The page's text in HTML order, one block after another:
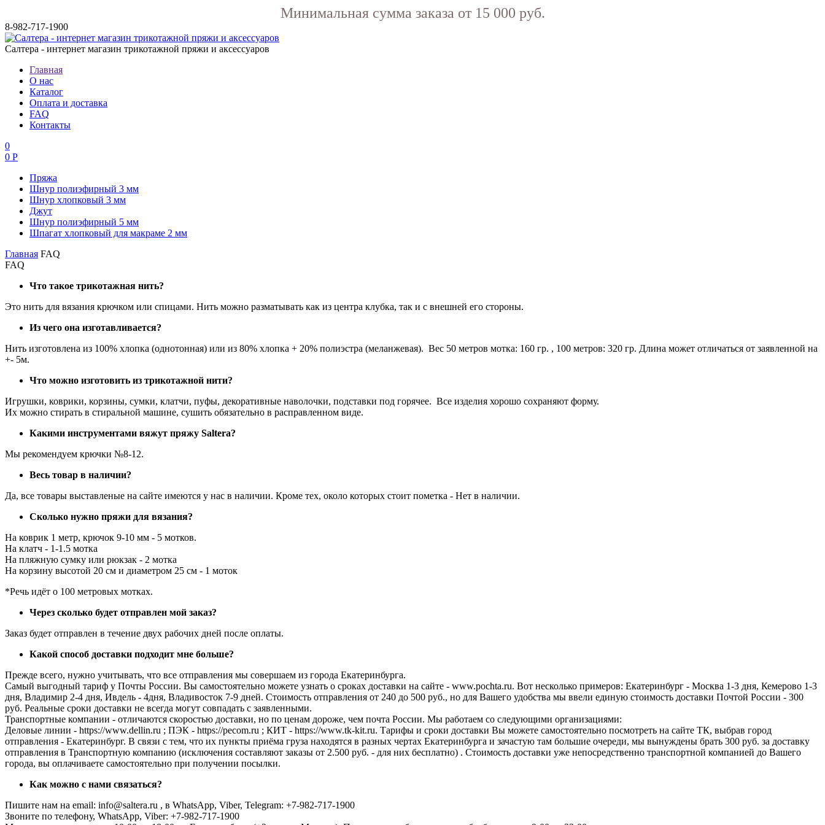
Минимальная сумма заказа от 15 000 руб.
8-982-717-1900
Салтера - интернет магазин трикотажной пряжи и аксессуаров
Главная
О нас
Каталог
Оплата и доставка
FAQ
Контакты
0
0 Р
Пряжа
Шнур полиэфирный 3 мм
Шнур хлопковый 3 мм
Джут
Шнур полиэфирный 5 мм
Шпагат хлопковый для макраме 2 мм
Главная FAQ
FAQ
Что такое трикотажная нить?
Это нить для вязания крючком или спицами. Нить можно разматывать как из центра клубка, так и с внешней его стороны.
Из чего она изготавливается?
Нить изготовлена из 100% хлопка (однотонная) или из 80% хлопка + 20% полиэстра (меланжевая). Вес 50 метров мотка: 160 гр. , 100 метров: 320 гр. Длина может отличаться от заявленной на
+- 5м.
Что можно изготовить из трикотажной нити?
Игрушки, коврики, корзины, сумки, клатчи, пуфы, декоративные наволочки, подставки под горячее. Все изделия хорошо сохраняют форму.
Их можно стирать в стиральной машине, сушить обязательно в расправленном виде.
Какими инструментами вяжут пряжу Saltera?
Мы рекомендуем крючки №8-12.
Весь товар в наличии?
Да, все товары выставленые на сайте имеются у нас в наличии. Кроме тех, около которых стоит пометка - Нет в наличии.
Сколько нужно пряжи для вязания?
На коврик 1 метр, крючок 9-10 мм - 5 мотков.
На клатч - 1-1.5 мотка
На пляжную сумку или рюкзак - 2 мотка
На корзину высотой 20 см и диаметром 25 см - 1 моток
*Речь идёт о 100 метровых мотках.
Через сколько будет отправлен мой заказ?
Заказ будет отправлен в течение двух рабочих дней после оплаты.
Какой способ доставки подходит мне больше?
Прежде всего, нужно учитывать, что все отправления мы совершаем из города Екатеринбурга.
Самый выгодный тариф у Почты России. Вы самостоятельно можете узнать о сроках доставки на сайте - www.pochta.ru. Вот несколько примеров: Екатеринбург - Москва 1-3 дня, Кемерово 1-3
дня, Владимир 2-4 дня, Ивдель - 4дня, Владивосток 7-9 дней. Стоимость отправления от 240 до 500 руб., но для Вашего удобства мы ввели единую стоимость доставки Почтой России - 300
руб. Реальные сроки доставки не всегда могут совпадать с заявленными.
Транспортные компании - отличаются скоростью доставки, но по ценам дороже, чем почта России. Мы работаем со следующими организациями:
Деловые линии - https://www.dellin.ru ; ПЭК - https://pecom.ru ; КИТ - https://www.tk-kit.ru. Тарифы и сроки доставки Вы можете самостоятельно посмотреть на сайте ТК, выбрав город
отправления - Екатеринбург. В связи с тем, что их пункты приёма груза находятся в разных чертах Екатеринбурга и зачастую там большие очереди, мы вынуждены брать 300 руб. за доставку
отправления в Транспортную компанию (исключения составляют заказы от 2.500 руб. - для них бесплатно) . Стоимость доставки уже непосредственно транспортной компанией до Вашего
города, вы оплачиваете самостоятельно при получении посылки.
Как можно с нами связаться?
Пишите нам на email: info@saltera.ru , в WhatsApp, Viber, Telegram: +7-982-717-1900
Звоните по телефону, WhatsApp, Viber: +7-982-717-1900